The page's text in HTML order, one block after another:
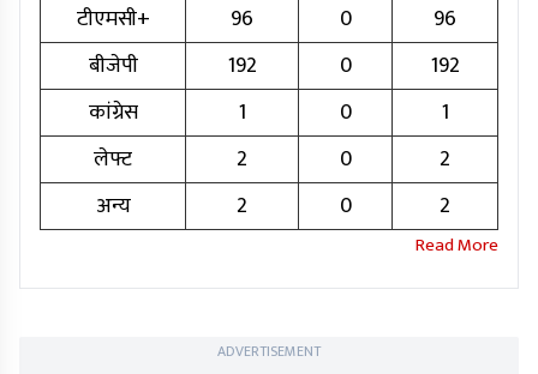
टीएमसी+
96 0
96
बीजेपी
192 0
192
कांग्रेस
1 0
1
लेफ्ट
2 0
2
अन्य
2 0 2
ADVERTISEMENT